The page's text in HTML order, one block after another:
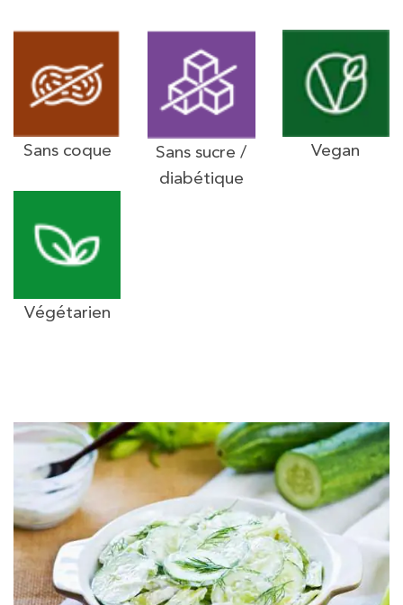
Sans coque
Sans sucre /
diabétique
Vegan
Végétarien